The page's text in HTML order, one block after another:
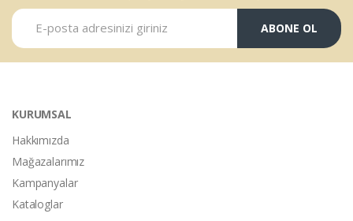
ABONE OL
KURUMSAL
Hakkımızda
Mağazalarımız
Kampanyalar
Kataloglar